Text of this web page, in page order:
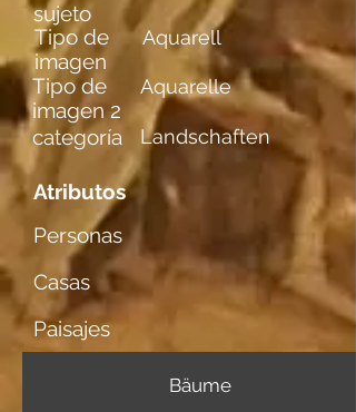
Tipo de
imagen
Aquarell
Tipo de
imagen 2
Aquarelle
categoría Landschaften
Atributos
Personas
Casas
Paisajes
Bäume
sujeto